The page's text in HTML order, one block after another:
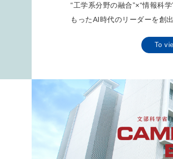
“工学系分野の融合”×“情報科
もったAI時代のリーダーを創出
To